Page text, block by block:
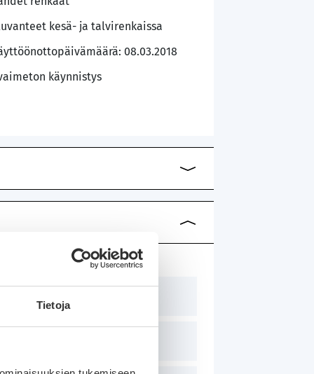
Tietoja
kesä- ja talvirenkaissa
08.03.2018
käynnistys